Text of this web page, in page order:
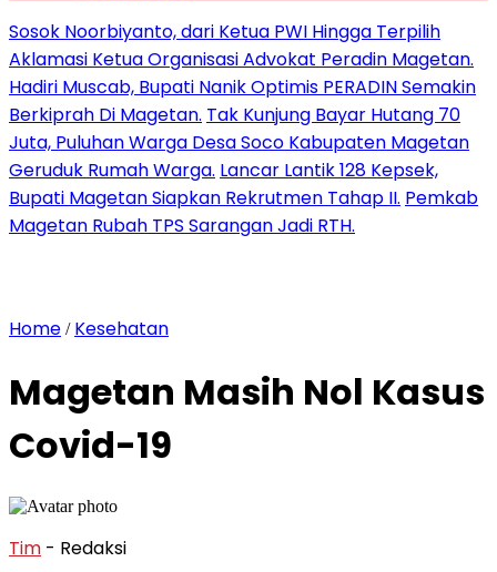
Sosok Noorbiyanto, dari Ketua PWI Hingga Terpilih
Aklamasi Ketua Organisasi Advokat Peradin Magetan.
Hadiri Muscab, Bupati Nanik Optimis PERADIN Semakin
Berkiprah Di Magetan. Tak Kunjung Bayar Hutang 70
Juta, Puluhan Warga Desa Soco Kabupaten Magetan
Geruduk Rumah Warga. Lancar Lantik 128 Kepsek,
Bupati Magetan Siapkan Rekrutmen Tahap II. Pemkab
Magetan Rubah TPS Sarangan Jadi RTH.
Home / Kesehatan
Magetan Masih Nol Kasus
Covid-19
Tim - Redaksi